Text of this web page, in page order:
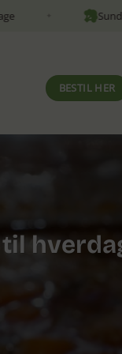
Sund og
BESTIL HER